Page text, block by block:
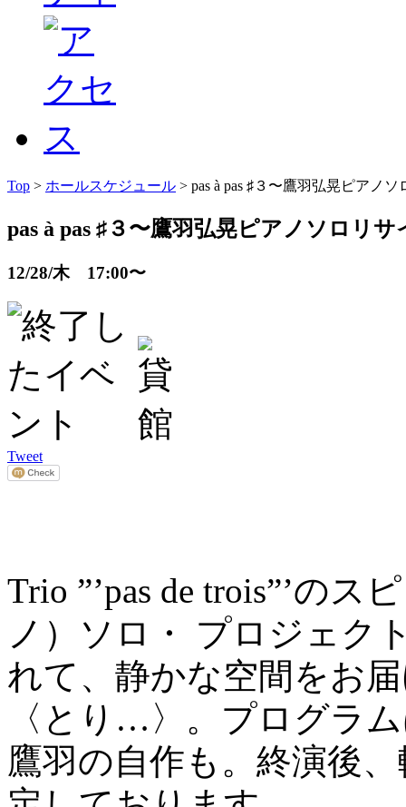
Top > ホールスケジュール > pas à pas ♯３〜鷹羽弘晃ピアノ
pas à pas ♯３〜鷹羽弘晃ピアノソロリサ
12/28/木 17:00〜
Tweet
Trio ”’pas de trois”’の
ノ）ソロ・ プロジェク
れて、静かな空間をお
〈とり…〉。プログラ
鷹羽の自作も。終演後